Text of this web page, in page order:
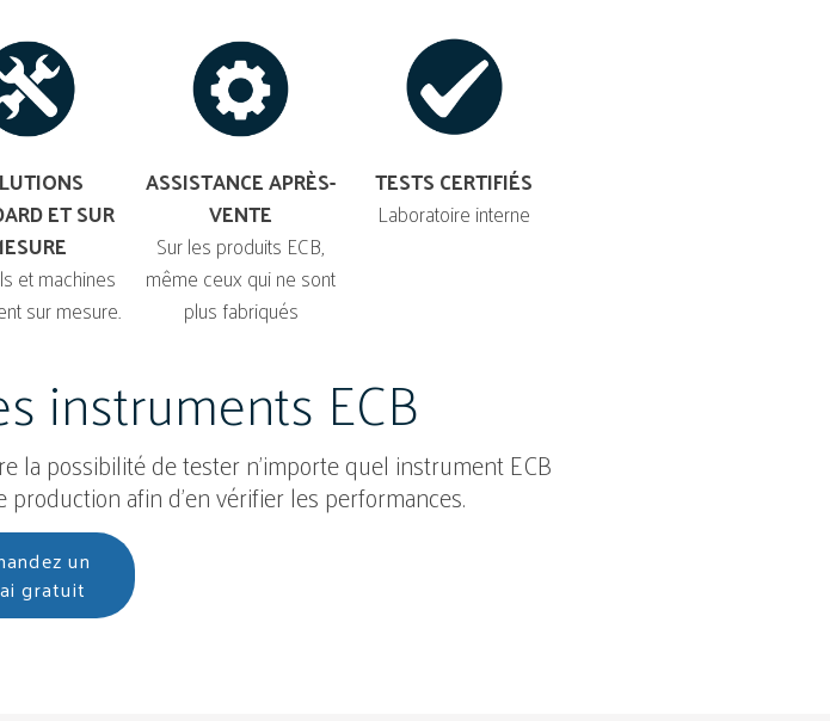
ET SUR
et machines
sur mesure.
ASSISTANCE APRÈS-
VENTE
Sur les produits ECB,
même ceux qui ne sont
plus fabriqués
TESTS CERTIFIÉS
Laboratoire interne
instruments ECB
la possibilité de tester n'importe quel instrument ECB
afin d'en vérifier les performances.
un
gratuit